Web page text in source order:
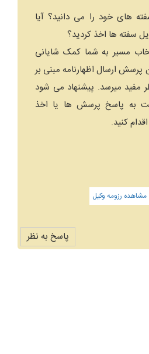
های خود را می دانید؟ آیا
سفته ها اخذ کردید؟
مسیر به شما کمک شایانی
پرسش ارسال اظهارنامه مبنی بر
مفید میرسد. پیشنهاد می شود
به پاسخ پرسش ها یا اخذ
کنید.
مشاهده رزومه وکیل
پاسخ به نظر